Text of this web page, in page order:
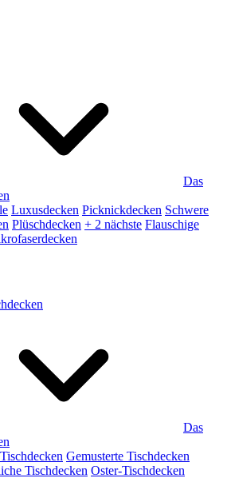
Das
Luxusdecken Picknickdecken Schwere
Plüschdecken + 2 nächste Flauschige
Das
Gemusterte Tischdecken
Tischdecken Oster-Tischdecken